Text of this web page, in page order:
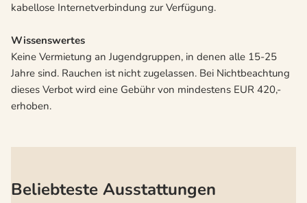
kabellose Internetverbindung zur Verfügung.
Wissenswertes
Keine Vermietung an Jugendgruppen, in denen alle 15-25
Jahre sind. Rauchen ist nicht zugelassen. Bei Nichtbeachtung
dieses Verbot wird eine Gebühr von mindestens EUR 420,-
erhoben.
Beliebteste Ausstattungen